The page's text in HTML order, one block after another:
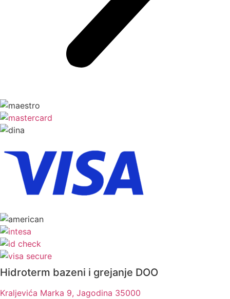
Hidroterm bazeni i grejanje DOO
Kraljevića Marka 9, Jagodina 35000